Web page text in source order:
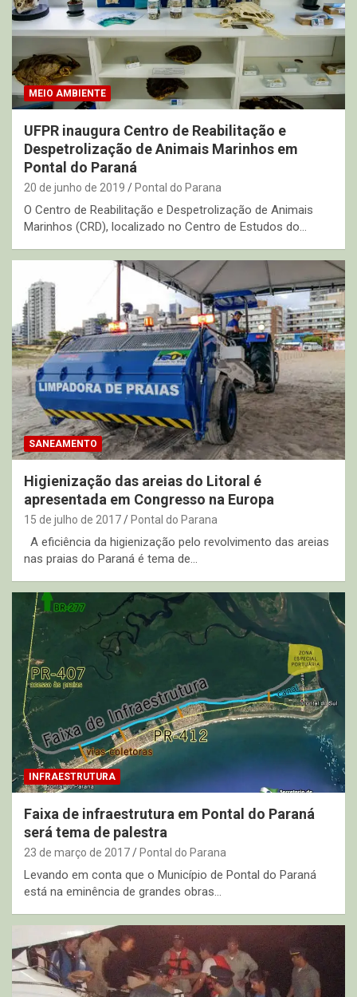
MEIO AMBIENTE
UFPR inaugura Centro de Reabilitação e
Despetrolização de Animais Marinhos em
Pontal do Paraná
20 de junho de 2019 Pontal do Parana
O Centro de Reabilitação e Despetrolização de Animais
Marinhos (CRD), localizado no Centro de Estudos do…
SANEAMENTO
Higienização das areias do Litoral é
apresentada em Congresso na Europa
15 de julho de 2017 Pontal do Parana
A eficiência da higienização pelo revolvimento das areias
nas praias do Paraná é tema de…
INFRAESTRUTURA
Faixa de infraestrutura em Pontal do Paraná
será tema de palestra
23 de março de 2017 Pontal do Parana
Levando em conta que o Município de Pontal do Paraná
está na eminência de grandes obras…